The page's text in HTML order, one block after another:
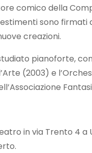
comico della
sono firmati
creazioni.
pianoforte,
(2003) e
in via Trento 4